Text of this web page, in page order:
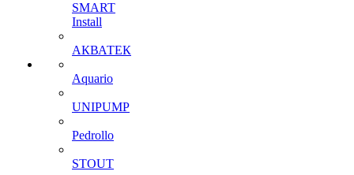
SMART
Install
АКВАТЕК
Aquario
UNIPUMP
Pedrollo
STOUT